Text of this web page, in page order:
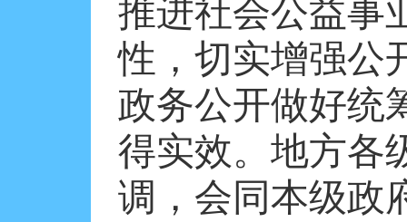
推进社会公益事
性，切实增强公
政务公开做好统
得实效。地方各
调，会同本级政